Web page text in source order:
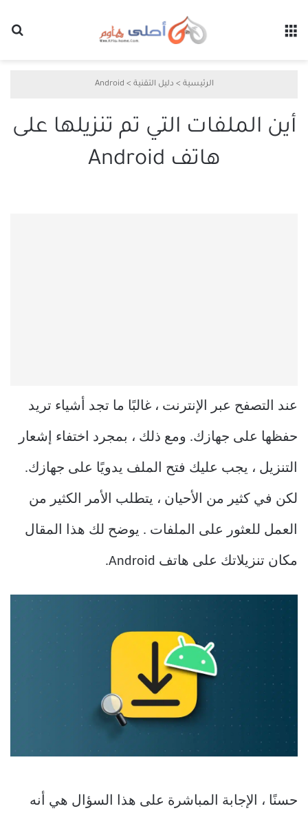
الرئيسية > دليل التقنية >
Android
أين الملفات التي تم تنزيلها على
هاتف Android
عند التصفح عبر الإنترنت ، غالبًا ما تجد أشياء تريد
حفظها على جهازك. ومع ذلك ، بمجرد اختفاء إشعار
التنزيل ، يجب عليك فتح الملف يدويًا على جهازك.
لكن في كثير من الأحيان ، يتطلب الأمر الكثير من
العمل للعثور على الملفات . يوضح لك هذا المقال
مكان تنزيلاتك على هاتف Android.
حسنًا ، الإجابة المباشرة على هذا السؤال هي أنه